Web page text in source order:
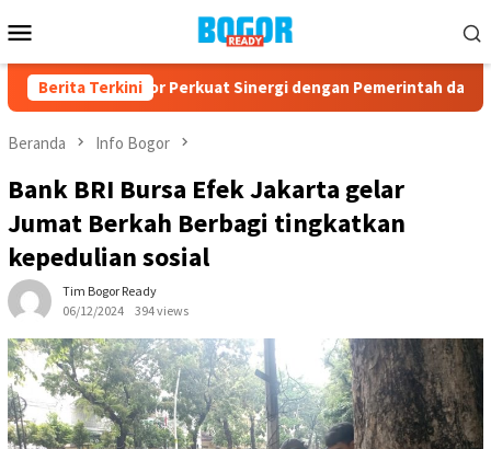
ke
Mobile
Berita Terkini
Kota Bogor Perkuat Sinergi dengan Pemerintah dan
Beranda Info Bogor
Bank BRI Bursa Efek Jakarta gelar
Jumat Berkah Berbagi tingkatkan
kepedulian sosial
Tim Bogor Ready
06/12/2024
394 views